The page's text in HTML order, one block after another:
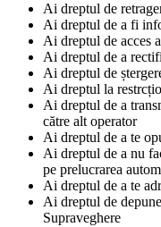
Ai dreptul de
Ai dreptul de a fi
Ai dreptul de acces
Ai dreptul de a
Ai dreptul de
Ai dreptul la
Ai dreptul de a
către alt operator
Ai dreptul de a te
Ai dreptul de a nu
pe prelucrarea
Ai dreptul de a te
Ai dreptul de
Supraveghere